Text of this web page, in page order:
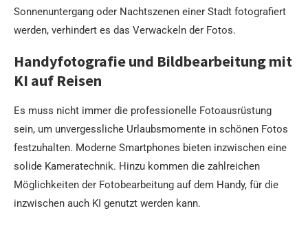
Sonnenuntergang oder Nachtszenen einer Stadt fotografiert
werden, verhindert es das Verwackeln der Fotos.
Handyfotografie und Bildbearbeitung mit
KI auf Reisen
Es muss nicht immer die professionelle Fotoausrüstung
sein, um unvergessliche Urlaubsmomente in schönen Fotos
festzuhalten. Moderne Smartphones bieten inzwischen eine
solide Kameratechnik. Hinzu kommen die zahlreichen
Möglichkeiten der Fotobearbeitung auf dem Handy, für die
inzwischen auch KI genutzt werden kann.